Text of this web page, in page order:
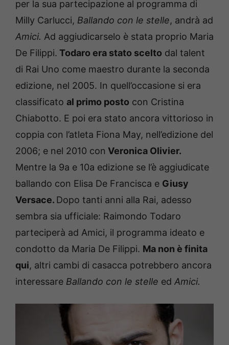
per la sua partecipazione al programma di
Milly Carlucci, Ballando con le stelle, andrà ad
Amici. Ad aggiudicarselo è stata proprio Maria
De Filippi. Todaro era stato scelto dal talent
di Rai Uno come maestro durante la seconda
edizione, nel 2005. In quell’occasione si era
classificato al primo posto con Cristina
Chiabotto. E poi era stato ancora vittorioso in
coppia con l’atleta Fiona May, nell’edizione del
2006; e nel 2010 con Veronica Olivier.
Mentre la 9a e 10a edizione se l’è aggiudicate
ballando con Elisa De Francisca e Giusy
Versace. Dopo tanti anni alla Rai, adesso
sembra sia ufficiale: Raimondo Todaro
parteciperà ad Amici, il programma ideato e
condotto da Maria De Filippi. Ma non è finita
qui, altri cambi di casacca potrebbero ancora
interessare Ballando con le stelle ed Amici.